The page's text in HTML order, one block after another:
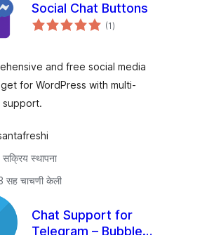
Social Chat Buttons
(1एकूण
मूल्यांकन
)
and free social media
for WordPress with multi-
स्थापना
सह चाचणी केली
Chat Support for
Telegram – Bubble